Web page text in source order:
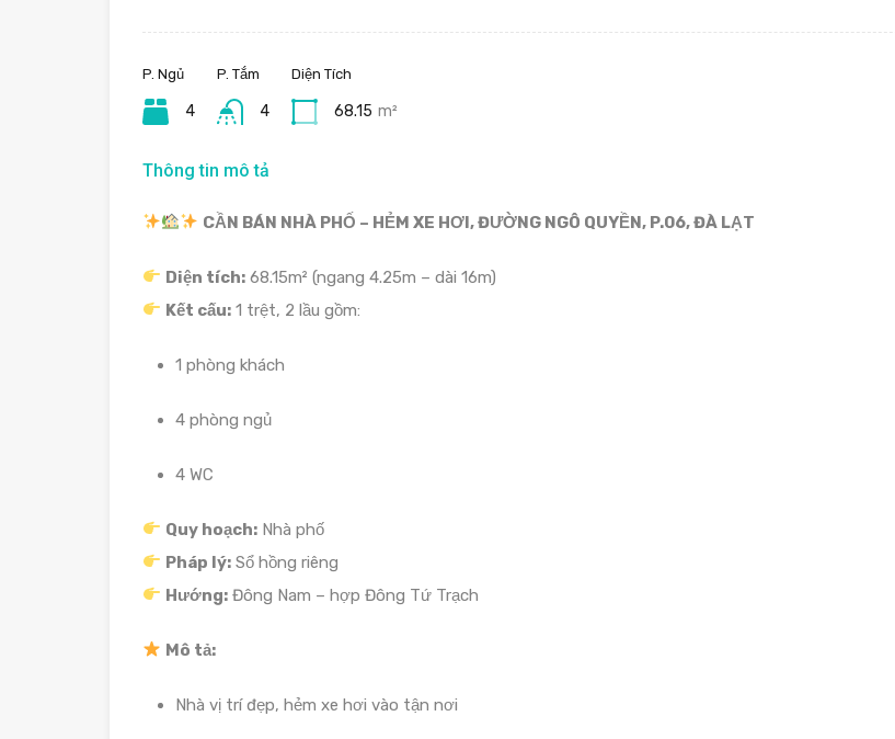
P. Ngủ
4
P. Tắm
4
Diện Tích
68.15 m²
Thông tin mô tả
CẦN BÁN NHÀ PHỐ – HẺM XE HƠI, ĐƯỜNG NGÔ QUYỀN, P.06, ĐÀ LẠT
Diện tích: 68.15m² (ngang 4.25m – dài 16m)
Kết cấu: 1 trệt, 2 lầu gồm:
1 phòng khách
4 phòng ngủ
4 WC
Quy hoạch: Nhà phố
Pháp lý: Sổ hồng riêng
Hướng: Đông Nam – hợp Đông Tứ Trạch
Mô tả:
Nhà vị trí đẹp, hẻm xe hơi vào tận nơi